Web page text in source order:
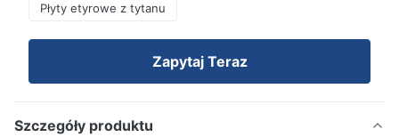
Płyty etyrowe z tytanu
Zapytaj Teraz
Szczegóły produktu